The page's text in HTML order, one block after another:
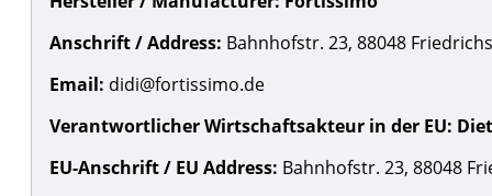
Anschrift / Address: Bahnhofstr. 23, 88048
Email: didi@fortissimo.de
Verantwortlicher Wirtschaftsakteur in der EU:
EU-Anschrift / EU Address: Bahnhofstr. 23, 88048